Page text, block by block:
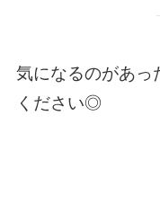
気になるのがあっ
ください◎